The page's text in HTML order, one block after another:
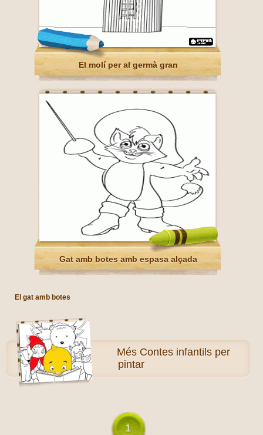
El molí per al germà gran
Gat amb botes amb espasa alçada
El gat amb botes
Més Contes infantils per
pintar
1